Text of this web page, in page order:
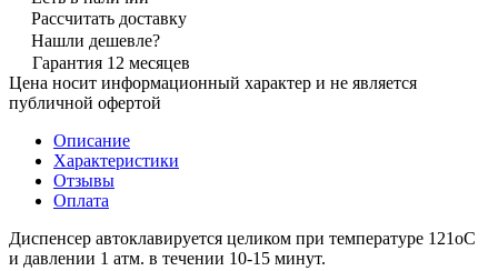
Рассчитать доставку
Нашли дешевле?
Гарантия 12 месяцев
Цена носит информационный характер и не является
публичной офертой
Описание
Характеристики
Отзывы
Оплата
Диспенсер автоклавируется целиком при температуре 121оС
и давлении 1 атм. в течении 10-15 минут.